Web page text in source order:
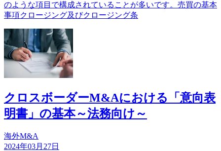
のような項目で構成されていることが多いです。売買の基本
事項クロージング及びクロージング条
クロスボーダーM&Aにおける「意向表
明書」の基本～法務向け～
海外M&A
2024年03月27日